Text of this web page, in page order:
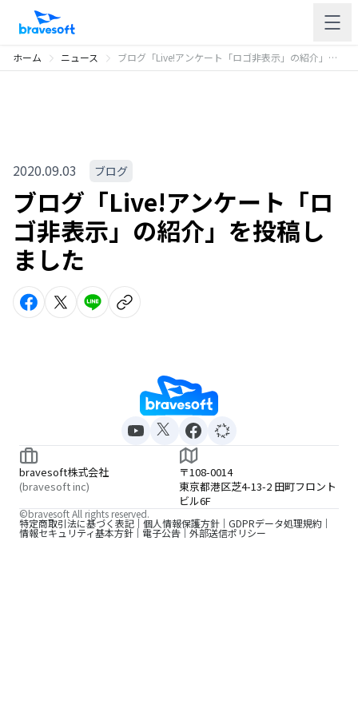
ホーム ニュース ブログ「Live!アンケート「ロゴ非表示」の紹介」を投稿しました
2020.09.03 ブログ
ブログ「Live!アンケート「ロ
ゴ非表示」の紹介」を投稿し
ました
bravesoft株式会社
(bravesoft inc)
〒108-0014
東京都港区芝4-13-2 田町フロント
ビル6F
特定商取引法に基づく表記 個人情報保護方針 GDPRデータ処理規約
情報セキュリティ基本方針 電子公告 外部送信ポリシー
©bravesoft All rights reserved.